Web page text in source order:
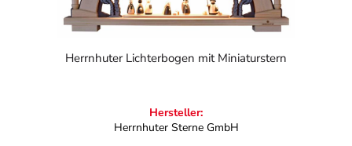
Herrnhuter Lichterbogen mit Miniaturstern
Hersteller:
Herrnhuter Sterne GmbH